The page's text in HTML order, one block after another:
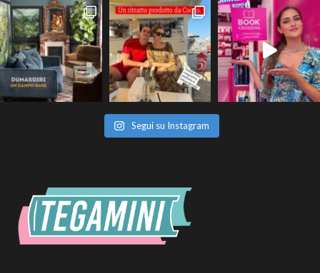
Segui su Instagram